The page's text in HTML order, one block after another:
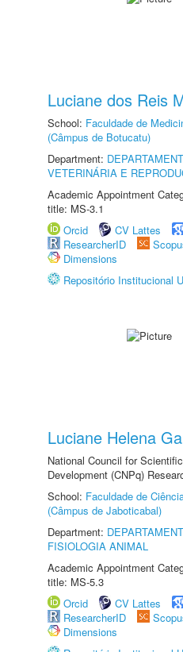
Luciane dos Reis
School: Faculdade de
(Câmpus de Botucatu)
Department:
VETERINÁRIA E
Academic Appointment
title: MS-3.1
Orcid
CV Lattes
ResearcherID
Dimensions
Repositório Institucional
Luciane Helena
National Council for
Development (CNPq)
School: Faculdade de
(Câmpus de Jaboticabal)
Department:
FISIOLOGIA ANIMAL
Academic Appointment
title: MS-5.3
Orcid
CV Lattes
ResearcherID
Dimensions